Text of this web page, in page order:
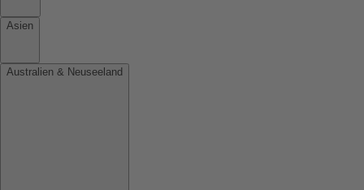
Asien
Australien & Neuseeland